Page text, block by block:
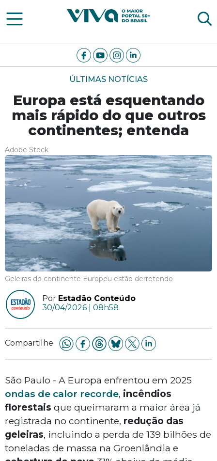
Viva Notícias
ÚLTIMAS NOTÍCIAS
Europa está esquentando
mais rápido do que outros
continentes; entenda
Adobe Stock
Geleiras do continente Europeu estão derretendo
Por Estadão Conteúdo
30/04/2026 | 08h58
Compartilhe
São Paulo - A Europa enfrentou em 2025
ondas de calor recorde, incêndios
florestais que queimaram a maior área já
registrada no continente, redução das
geleiras, incluindo a perda de 139 bilhões de
toneladas de massa na Groenlândia e